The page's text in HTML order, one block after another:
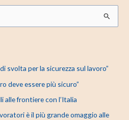
svolta per la sicurezza sul lavoro”
deve essere più sicuro”
alle frontiere con l’Italia
è il più grande omaggio alle